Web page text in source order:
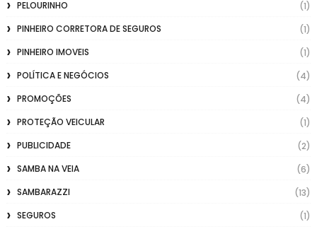
PELOURINHO
(1)
PINHEIRO CORRETORA DE SEGUROS
(1)
PINHEIRO IMOVEIS
(1)
POLÍTICA E NEGÓCIOS
(4)
PROMOÇÕES
(4)
PROTEÇÃO VEICULAR
(1)
PUBLICIDADE
(2)
SAMBA NA VEIA
(6)
SAMBARAZZI
(13)
SEGUROS
(1)